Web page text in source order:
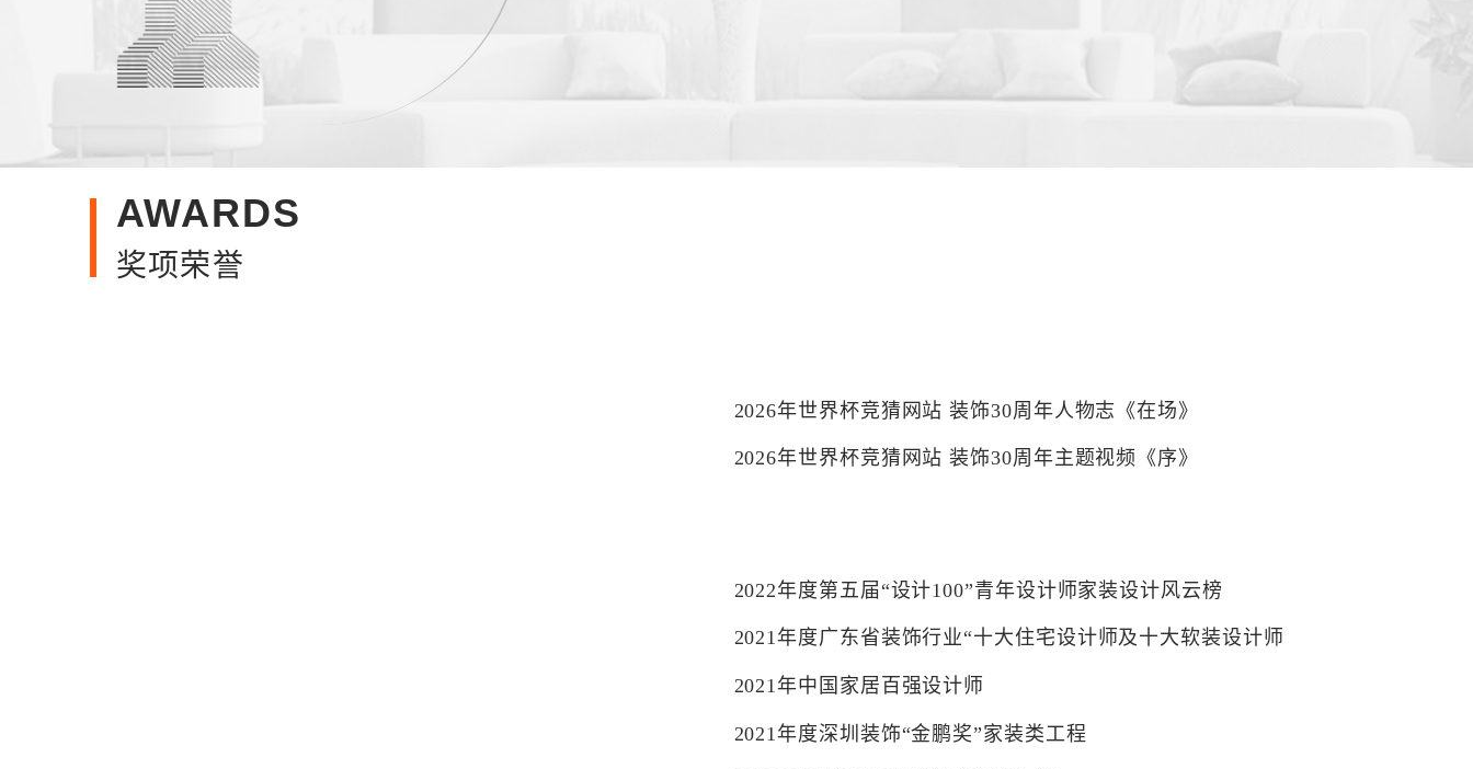
AWARDS
奖项荣誉
2026年世界杯竞猜网站 装饰30周年人物志《在场》
2026年世界杯竞猜网站 装饰30周年主题视频《序》
2022年度第五届“设计100”青年设计师家装设计风云榜
2021年度广东省装饰行业“十大住宅设计师及十大软装设计师
2021年中国家居百强设计师
2021年度深圳装饰“金鹏奖”家装类工程